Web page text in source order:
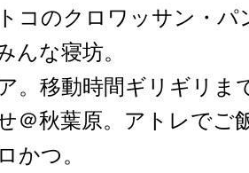
コのクロワッサン・パ
な寝坊。
。移動時間ギリギリま
＠秋葉原。アトレでご
かつ。